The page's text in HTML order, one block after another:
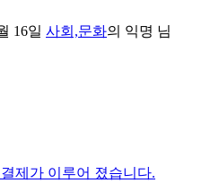
16일 사회,문화의 익명 님
제가 이루어 졌습니다.